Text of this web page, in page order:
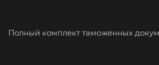
Пoлный кoмплект таможeнныx